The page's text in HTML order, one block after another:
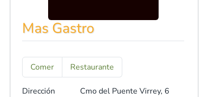
Mas Gastro
Comer Restaurante
Dirección
Cmo del Puente Virrey, 6